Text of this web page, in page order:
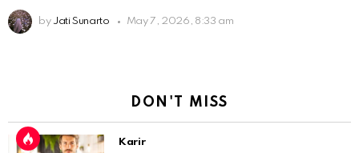
by Jati Sunarto May 7, 2026, 8:33 am
DON'T MISS
Karir